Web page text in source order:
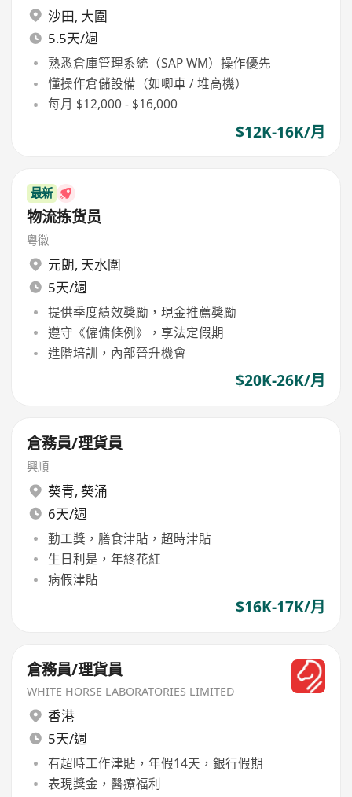
沙田, 大圍
5.5天/週
熟悉倉庫管理系統（SAP WM）操作優先
懂操作倉儲設備（如唧車 / 堆高機）
每月 $12,000 - $16,000
$12K-16K/月
最新
物流拣货员
粤徽
元朗, 天水圍
5天/週
提供季度績效獎勵，現金推薦獎勵
遵守《僱傭條例》，享法定假期
進階培訓，內部晉升機會
$20K-26K/月
倉務員/理貨員
興順
葵青, 葵涌
6天/週
勤工獎，膳食津貼，超時津貼
生日利是，年終花紅
病假津貼
$16K-17K/月
倉務員/理貨員
WHITE HORSE LABORATORIES LIMITED
香港
5天/週
有超時工作津貼，年假14天，銀行假期
表現獎金，醫療福利